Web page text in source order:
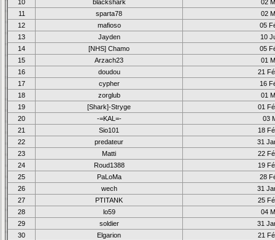
10
blackshark
02
11
sparta78
02
12
mafioso
05
13
Jayden
10
14
[NHS] Chamo
05
15
Arzach23
01
16
doudou
21
17
cypher
16
18
zorglub
01
19
[Shark]-Stryge
01
20
-=KAL=-
03
21
Sio101
18
22
predateur
31
23
Matti
22
24
Roud1388
19
25
PaLoMa
28
26
wech
31
27
PTITANK
25
28
lo59
04
29
soldier
31
30
Elgarion 21